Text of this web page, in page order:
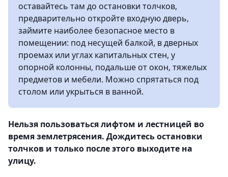
оставайтесь там до остановки толчков,
предварительно откройте входную дверь,
займите наиболее безопасное место в
помещении: под несущей балкой, в дверных
проемах или углах капитальных стен, у
опорной колонны, подальше от окон, тяжелых
предметов и мебели. Можно спрятаться под
столом или укрыться в ванной.
Нельзя пользоваться лифтом и лестницей во
время землетрясения. Дождитесь остановки
толчков и только после этого выходите на
улицу.